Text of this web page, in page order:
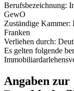
Berufsbezeichnung:
GewO
Zuständige
Franken
Verliehen durch:
Es gelten folgende
Angaben zur